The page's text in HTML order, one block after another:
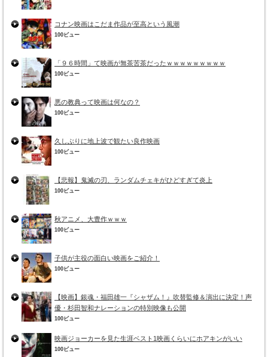
コナン映画はこだま作品が至高という風潮
100ビュー
「９６時間」て映画が無茶苦茶だったｗｗｗｗｗｗｗｗｗ
100ビュー
悪の教典って映画は何なの？
100ビュー
久しぶりに地上波で観たい良作映画
100ビュー
【悲報】鬼滅の刃、ランダムチェキがひどすぎて炎上
100ビュー
秋アニメ、大豊作ｗｗｗ
100ビュー
子供が主役の面白い映画をご紹介！
100ビュー
【映画】銀魂・福田雄一『シャザム！』吹替監修＆演出に決定！声
優・杉田智和ナレーションの特別映像も公開
100ビュー
映画ジョーカーを見た生涯ベスト1映画くらいにホアキンがいい
100ビュー